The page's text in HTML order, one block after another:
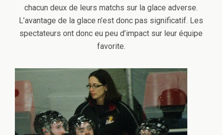
chacun deux de leurs matchs sur la glace adverse.
L’avantage de la glace n’est donc pas significatif. Les
spectateurs ont donc eu peu d’impact sur leur équipe
favorite.